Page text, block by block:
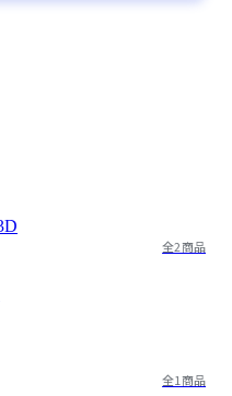
全2商品
全1商品